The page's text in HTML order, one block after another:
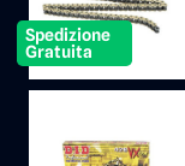
Spedizione
Gratuita